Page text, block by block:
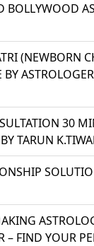
BOLLYWOOD
(NEWBORN
30
TARUN
– FIND YOUR